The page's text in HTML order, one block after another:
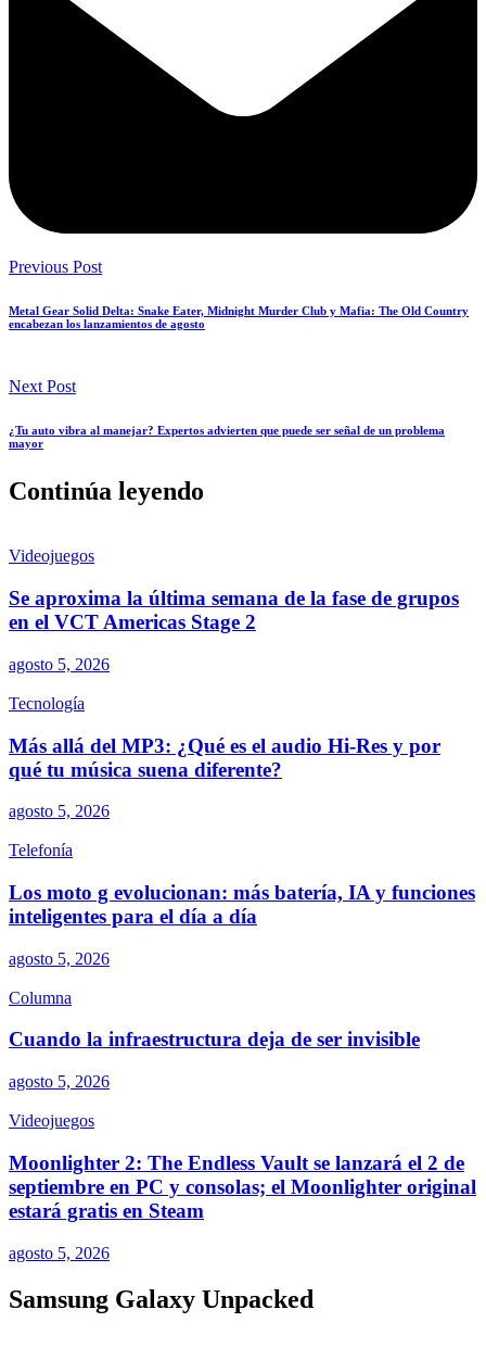
Previous Post
Metal Gear Solid Delta: Snake Eater, Midnight Murder Club y Mafia: The Old Country
encabezan los lanzamientos de agosto
Next Post
¿Tu auto vibra al manejar? Expertos advierten que puede ser señal de un problema
mayor
Continúa leyendo
Videojuegos
Se aproxima la última semana de la fase de grupos
en el VCT Americas Stage 2
agosto 5, 2026
Tecnología
Más allá del MP3: ¿Qué es el audio Hi-Res y por
qué tu música suena diferente?
agosto 5, 2026
Telefonía
Los moto g evolucionan: más batería, IA y funciones
inteligentes para el día a día
agosto 5, 2026
Columna
Cuando la infraestructura deja de ser invisible
agosto 5, 2026
Videojuegos
Moonlighter 2: The Endless Vault se lanzará el 2 de
septiembre en PC y consolas; el Moonlighter original
estará gratis en Steam
agosto 5, 2026
Samsung Galaxy Unpacked